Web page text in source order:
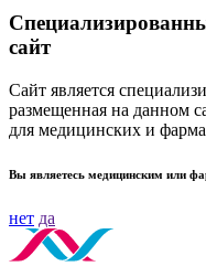
сайт
Сайт является
размещенная на данном
для медицинских и
Вы являетесь медицинским или
нет да